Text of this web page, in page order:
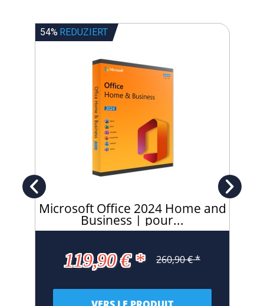
54% REDUZIERT
Microsoft Office 2024 Home and
Business | pour...
119,90 € * 260,90 € *